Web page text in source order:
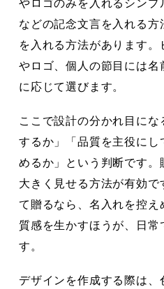
やロゴのみを入れるシンプ
などの記念文言を入れる
を入れる方法があります
やロゴ、個人の節目には名
に応じて選びます。
ここで設計の分かれ目に
するか」「品質を主役に
めるか」という判断です。
大きく見せる方法が有効で
て贈るなら、名入れを控
質感を生かすほうが、日常
す。
デザインを作成する際は、